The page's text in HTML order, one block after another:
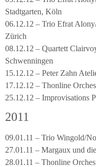
Stadtgarten, Köln
06.12.12 – Trio Efrat
Zürich
08.12.12 – Quartett
Schwenningen
15.12.12 – Peter Zahn
17.12.12 – Thonline
25.12.12 – Improvisations
2011
09.01.11 – Trio Wingold/
27.01.11 – Margaux und
28.01.11 – Thonline